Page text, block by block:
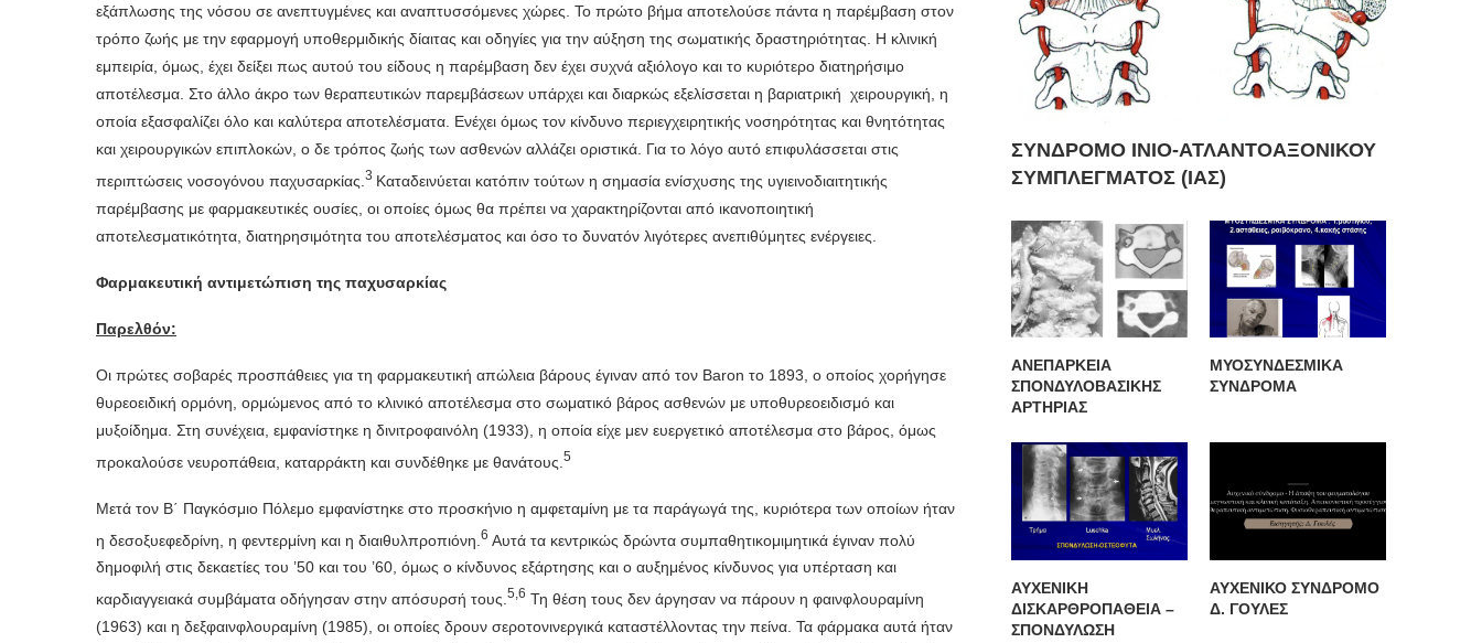
εξάπλωσης της νόσου σε ανεπτυγμένες και αναπτυσσόμενες χώρες. Το πρώτο βήμα αποτελούσε πάντα η παρέμβαση στον
τρόπο ζωής με την εφαρμογή υποθερμιδικής δίαιτας και οδηγίες για την αύξηση της σωματικής δραστηριότητας. Η κλινική
εμπειρία, όμως, έχει δείξει πως αυτού του είδους η παρέμβαση δεν έχει συχνά αξιόλογο και το κυριότερο διατηρήσιμο
αποτέλεσμα. Στο άλλο άκρο των θεραπευτικών παρεμβάσεων υπάρχει και διαρκώς εξελίσσεται η βαριατρική χειρουργική, η
οποία εξασφαλίζει όλο και καλύτερα αποτελέσματα. Ενέχει όμως τον κίνδυνο περιεγχειρητικής νοσηρότητας και θνητότητας
και χειρουργικών επιπλοκών, ο δε τρόπος ζωής των ασθενών αλλάζει οριστικά. Για το λόγο αυτό επιφυλάσσεται στις
περιπτώσεις νοσογόνου παχυσαρκίας. 3 Καταδεινύεται κατόπιν τούτων η σημασία ενίσχυσης της υγιεινοδιαιτητικής
παρέμβασης με φαρμακευτικές ουσίες, οι οποίες όμως θα πρέπει να χαρακτηρίζονται από ικανοποιητική
αποτελεσματικότητα, διατηρησιμότητα του αποτελέσματος και όσο το δυνατόν λιγότερες ανεπιθύμητες ενέργειες.
Φαρμακευτική αντιμετώπιση της παχυσαρκίας
Παρελθόν:
Οι πρώτες σοβαρές προσπάθειες για τη φαρμακευτική απώλεια βάρους έγιναν από τον Baron το 1893, ο οποίος χορήγησε
θυρεοειδική ορμόνη, ορμώμενος από το κλινικό αποτέλεσμα στο σωματικό βάρος ασθενών με υποθυρεοειδισμό και
μυξοίδημα. Στη συνέχεια, εμφανίστηκε η δινιτροφαινόλη (1933), η οποία είχε μεν ευεργετικό αποτέλεσμα στο βάρος, όμως
προκαλούσε νευροπάθεια, καταρράκτη και συνδέθηκε με θανάτους. 5
Μετά τον Β΄ Παγκόσμιο Πόλεμο εμφανίστηκε στο προσκήνιο η αμφεταμίνη με τα παράγωγά της, κυριότερα των οποίων ήταν
η δεσοξυεφεδρίνη, η φεντερμίνη και η διαιθυλπροπιόνη. 6 Αυτά τα κεντρικώς δρώντα συμπαθητικομιμητικά έγιναν πολύ
δημοφιλή στις δεκαετίες του ’50 και του ’60, όμως ο κίνδυνος εξάρτησης και ο αυξημένος κίνδυνος για υπέρταση και
καρδιαγγειακά συμβάματα οδήγησαν στην απόσυρσή τους. 5,6 Τη θέση τους δεν άργησαν να πάρουν η φαινφλουραμίνη
(1963) και η δεξφαινφλουραμίνη (1985), οι οποίες δρουν σεροτονινεργικά καταστέλλοντας την πείνα. Τα φάρμακα αυτά ήταν
ΣΥΝΔΡΟΜΟ ΙΝΙΟ-ΑΤΛΑΝΤΟΑΞΟΝΙΚΟΥ
ΣΥΜΠΛΕΓΜΑΤΟΣ (ΙΑΣ)
ΑΝΕΠΑΡΚΕΙΑ
ΣΠΟΝΔΥΛΟΒΑΣΙΚΗΣ
ΑΡΤΗΡΙΑΣ
ΜΥΟΣΥΝΔΕΣΜΙΚΑ
ΣΥΝΔΡΟΜΑ
ΑΥΧΕΝΙΚΗ
ΔΙΣΚΑΡΘΡΟΠΑΘΕΙΑ –
ΣΠΟΝΔΥΛΩΣΗ
ΑΥΧΕΝΙΚΟ ΣΥΝΔΡΟΜΟ
Δ. ΓΟΥΛΕΣ